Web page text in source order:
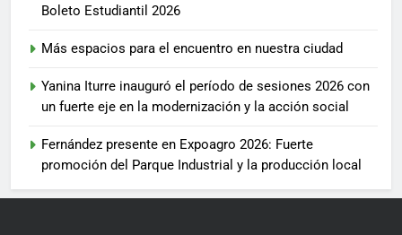
Boleto Estudiantil 2026
Más espacios para el encuentro en nuestra ciudad
Yanina Iturre inauguró el período de sesiones 2026 con
un fuerte eje en la modernización y la acción social
Fernández presente en Expoagro 2026: Fuerte
promoción del Parque Industrial y la producción local